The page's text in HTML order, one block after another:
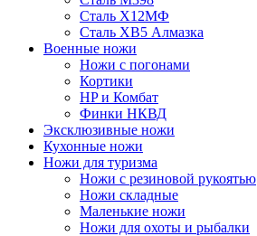
Сталь Х12МФ
Сталь ХВ5 Алмазка
Военные ножи
Ножи с погонами
Кортики
HP и Комбат
Финки НКВД
Эксклюзивные ножи
Кухонные ножи
Ножи для туризма
Ножи с резиновой рукоятью
Ножи складные
Маленькие ножи
Ножи для охоты и рыбалки